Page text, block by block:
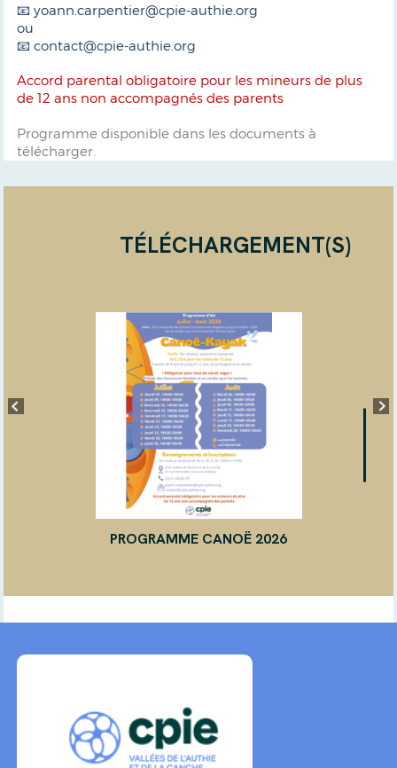
📧 yoann.carpentier@cpie-authie.org
ou
📧 contact@cpie-authie.org
Accord parental obligatoire pour les mineurs de plus
de 12 ans non accompagnés des parents
Programme disponible dans les documents à
télécharger.
TÉLÉCHARGEMENT(S)
PROGRAMME CANOË 2026